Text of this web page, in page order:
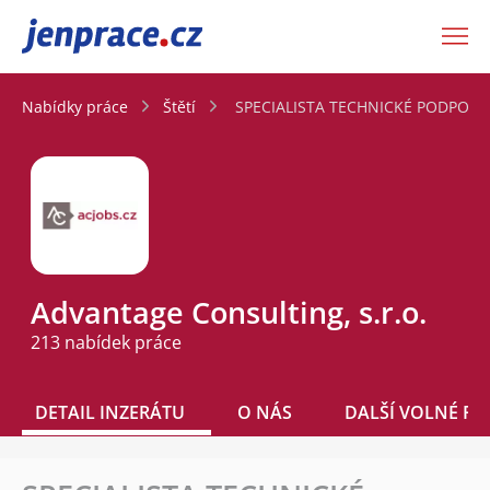
JenPráce.cz
Nabídky práce Štětí SPECIALISTA TECHNICKÉ
Advantage Consulting, s.r.o.
213 nabídek práce
DETAIL INZERÁTU O NÁS DALŠÍ VOLNÉ